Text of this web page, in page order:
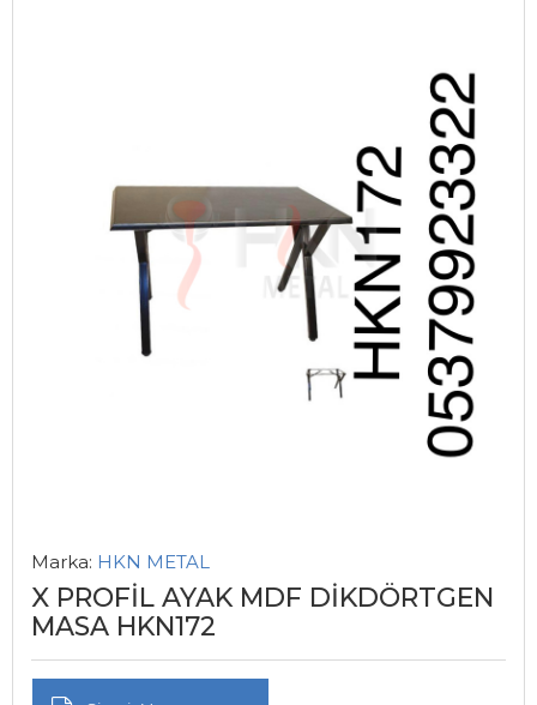
Marka: HKN METAL
X PROFİL AYAK MDF DİKDÖRTGEN
MASA HKN172